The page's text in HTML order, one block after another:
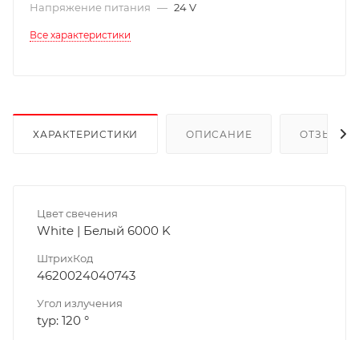
Напряжение питания — 24 V
Все характеристики
ХАРАКТЕРИСТИКИ ОПИСАНИЕ ОТЗЫВЫ
Цвет свечения
White | Белый 6000 K
ШтрихКод
4620024040743
Угол излучения
typ: 120 °